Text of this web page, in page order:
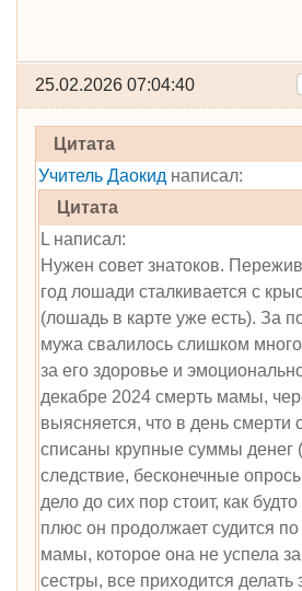
25.02.2026 07:04:40
Цитата
Учитель Даокид написал:
Цитата
L написал:
Нужен совет знатоков.
год лошади сталкивается с
(лошадь в карте уже есть). За
мужа свалилось слишком
за его здоровье и
декабре 2024 смерть мамы,
выясняется, что в день смерти
списаны крупные суммы денег
следствие, бесконечные
дело до сих пор стоит, как
плюс он продолжает судится
мамы, которое она не успела
сестры, все приходится